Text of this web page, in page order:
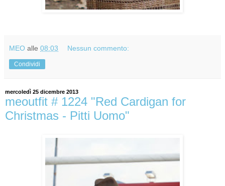
MEO alle 08:03 Nessun commento:
Condividi
mercoledì 25 dicembre 2013
meoutfit # 1224 "Red Cardigan for
Christmas - Pitti Uomo"